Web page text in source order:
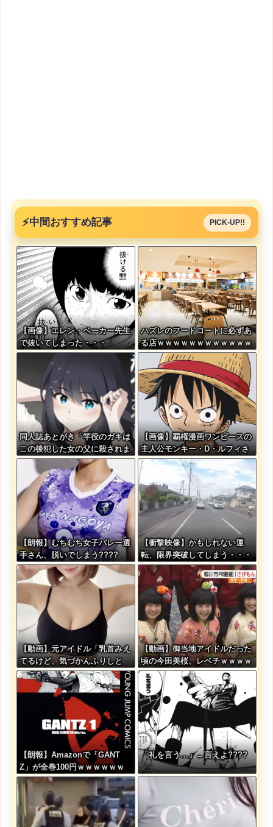
⚡中間おすすめ記事 PICK-UP!!
【画像】エレン・ベーカー先生
で抜いてしまった・・・
ハズレのフードコートに必ずあ
る店ｗｗｗｗｗｗｗｗｗｗｗｗ
同人誌あとがき「竿役のガキは
この後犯した女の父に殺されま
す」
【画像】覇権漫画ワンピースの
主人公モンキー・D・ルフィさ
ん、変わり果てた姿で発見され
る・・・
【朗報】むちむち女子バレー選
手さん、脱いでしまう????
【衝撃映像】かもしれない運
転、限界突破してしまう・・・
【動画】元アイドル「乳首みえ
てるけど、気づかんふりしと
こ」
【動画】御当地アイドルだった
頃の今田美桜、レベチｗｗｗｗ
ｗｗｗｗｗｗｗｗｗｗｗｗｗｗ
【朗報】Amazonで「GANT
Z」が全巻100円ｗｗｗｗｗｗ
ｗｗｗｗ
「礼を言う…」←言えよ????